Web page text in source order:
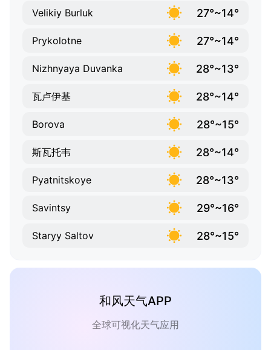
Velikiy Burluk 27°~14°
Prykolotne 27°~14°
Nizhnyaya Duvanka 28°~13°
瓦卢伊基 28°~14°
Borova 28°~15°
斯瓦托韦 28°~14°
Pyatnitskoye 28°~13°
Savintsy 29°~16°
Staryy Saltov 28°~15°
和风天气APP
全球可视化天气应用